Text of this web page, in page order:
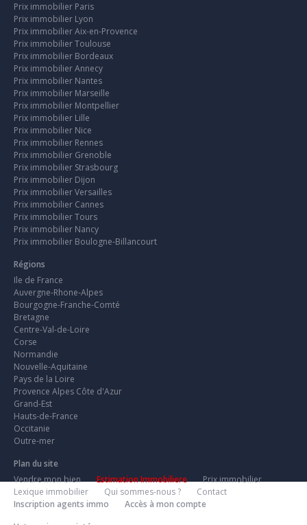
Prix immobilier Paris
Prix immobilier Lyon
Prix immobilier Aix-en-Provence
Prix immobilier Toulouse
Prix immobilier Bordeaux
Prix immobilier Annecy
Prix immobilier Nantes
Prix immobilier Marseille
Prix immobilier Montpellier
Prix immobilier Lille
Prix immobilier Nice
Prix immobilier Rennes
Prix immobilier Grenoble
Prix immobilier Strasbourg
Prix immobilier Dijon
Prix immobilier Versailles
Prix immobilier Cannes
Prix immobilier Tours
Prix immobilier Nancy
Prix immobilier Boulogne-Billancourt
Régions
Ile de France
Auvergne-Rhone-Alpes
Bourgogne-Franche-Comté
Bretagne
Centre-Val-de-Loire
Corse
Normandie
Nouvelle-Aquitaine
Pays de la Loire
Provence Alpes Côte d'Azur
Grand-Est
Hauts-de-France
Occitanie
Outre-mer
Plan du site
Vendre mon bien
Estimation Immobiliere
Prix immobilier
Lexique immobilier
Qui sommes-nous ?
Contact
Inscription agents immo
Accès à mon compte